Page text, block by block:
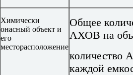
Химически
онасный объект и
его
месторасположение
Общее
АХОВ на
количество
каждой